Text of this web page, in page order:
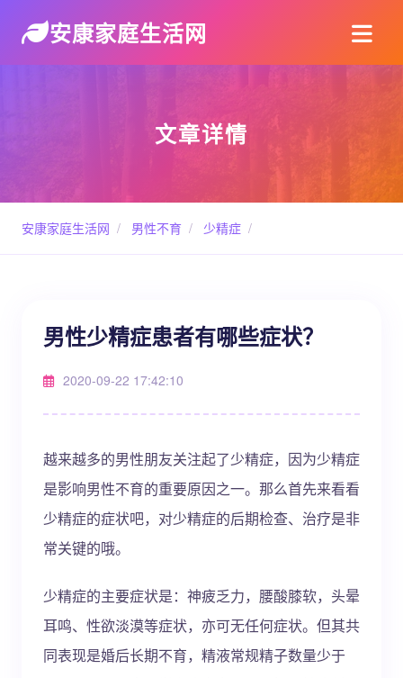
安康家庭生活网
文章详情
安康家庭生活网 / 男性不育 / 少精症 /
男性少精症患者有哪些症状？
2020-09-22 17:42:10
越来越多的男性朋友关注起了少精症，因为少精症
是影响男性不育的重要原因之一。那么首先来看看
少精症的症状吧，对少精症的后期检查、治疗是非
常关键的哦。
少精症的主要症状是：神疲乏力，腰酸膝软，头晕
耳鸣、性欲淡漠等症状，亦可无任何症状。但其共
同表现是婚后长期不育，精液常规精子数量少于